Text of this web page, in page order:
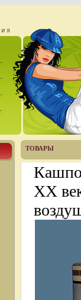
ТОВАРЫ
XX